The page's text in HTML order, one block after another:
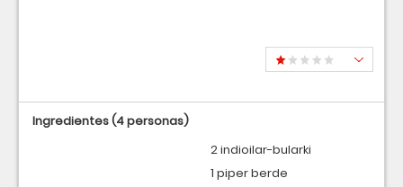
Ingredientes(4 personas)
2 indioilar-bularki
1 piper berde